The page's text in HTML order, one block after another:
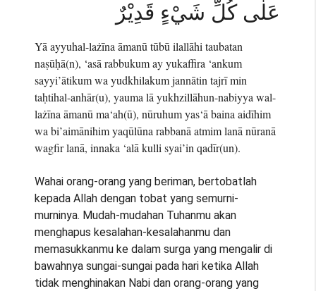
عَلٰى كُلِّ شَيْءٍ قَدِيْرٌ
Yā ayyuhal-lażīna āmanū tūbū ilallāhi taubatan
naṣūḥā(n), ‘asā rabbukum ay yukaffira ‘ankum
sayyi’ātikum wa yudkhilakum jannātin tajrī min
taḥtihal-anhār(u), yauma lā yukhzillāhun-nabiyya wal-
lażīna āmanū ma‘ah(ū), nūruhum yas‘ā baina aidīhim
wa bi’aimānihim yaqūlūna rabbanā atmim lanā nūranā
wagfir lanā, innaka ‘alā kulli syai’in qadīr(un).
Wahai orang-orang yang beriman, bertobatlah
kepada Allah dengan tobat yang semurni-
murninya. Mudah-mudahan Tuhanmu akan
menghapus kesalahan-kesalahanmu dan
memasukkanmu ke dalam surga yang mengalir di
bawahnya sungai-sungai pada hari ketika Allah
tidak menghinakan Nabi dan orang-orang yang